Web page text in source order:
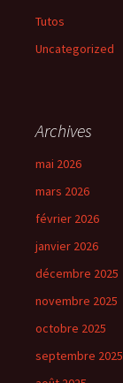
Tutos
Uncategorized
Archives
mai 2026
mars 2026
février 2026
janvier 2026
décembre 2025
novembre 2025
octobre 2025
septembre 2025